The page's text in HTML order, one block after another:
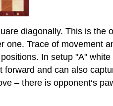
diagonally. This is the
one. Trace of movement
In setup "A"
and can also
– there is opponent‘s